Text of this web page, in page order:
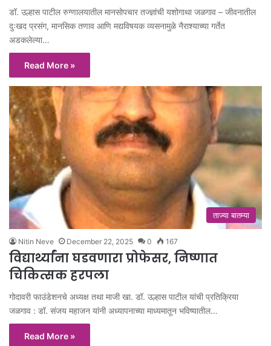
डॉ. उल्हास पाटील रुग्णालयातील मानसोपचार तज्ज्ञांची यशोगाथा जळगाव – जीवनातील
दुःखद प्रसंग, मानसिक तणाव आणि मद्यविषयक व्यसनामुळे नैराश्याच्या गर्तेत
अडकलेल्या…
Read More »
ताज्या बातम्या
Nitin Neve December 22, 2025 0 167
विद्यार्थ्यांना घडवणारा प्रोफेसर, निष्णात
चिकित्सक हरपला
गोदावरी फाउंडेशनचे अध्यक्ष तथा माजी खा. डॉ. उल्हास पाटील यांची प्रतिक्रिया
जळगाव : डॉ. संजय महाजन यांनी अध्यापनाच्या माध्यमातून भविष्यातील…
Read More »